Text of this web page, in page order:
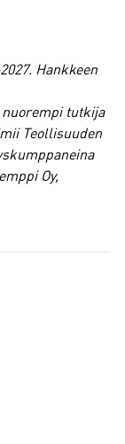
Hankkeen
nuorempi tutkija
Teollisuuden
Oy,